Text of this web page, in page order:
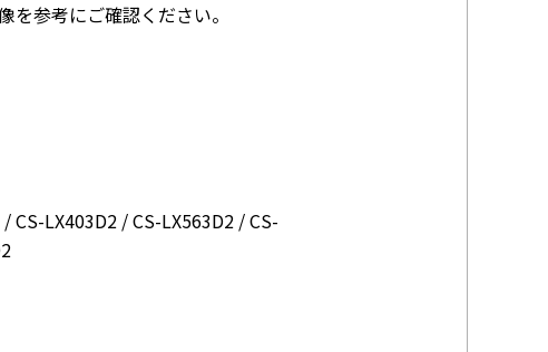
参考にご確認ください。
CS-LX403D2 / CS-LX563D2 / CS-